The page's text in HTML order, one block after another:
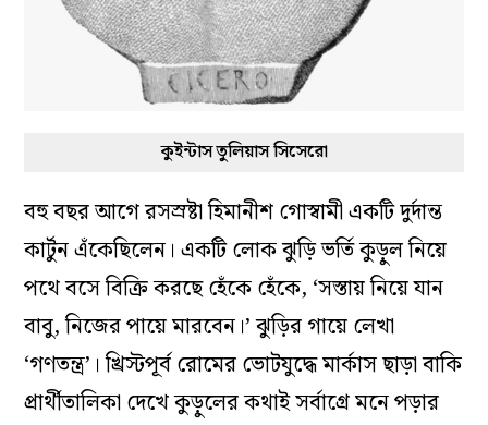
কুইন্টাস তুলিয়াস সিসেরো
বহু বছর আগে রসস্রষ্টা হিমানীশ গোস্বামী একটি দুর্দান্ত
কার্টুন এঁকেছিলেন। একটি লোক ঝুড়ি ভর্তি কুড়ুল নিয়ে
পথে বসে বিক্রি করছে হেঁকে হেঁকে, ‘সস্তায় নিয়ে যান
বাবু, নিজের পায়ে মারবেন।’ ঝুড়ির গায়ে লেখা
‘গণতন্ত্র’। খ্রিস্টপূর্ব রোমের ভোটযুদ্ধে মার্কাস ছাড়া বাকি
প্রার্থীতালিকা দেখে কুড়ুলের কথাই সর্বাগ্রে মনে পড়ার